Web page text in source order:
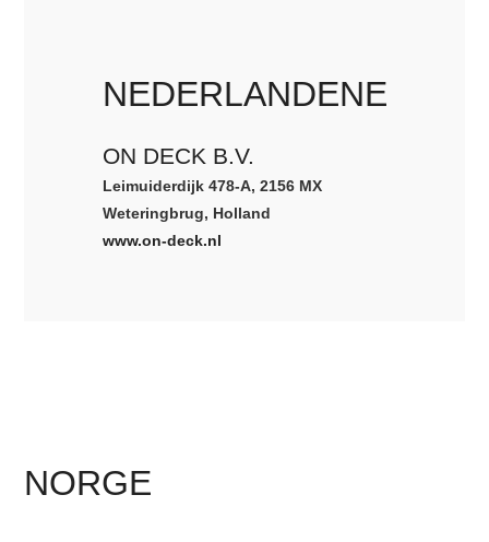
NEDERLANDENE
ON DECK B.V.
Leimuiderdijk 478-A, 2156 MX
Weteringbrug, Holland
www.on-deck.nl
NORGE